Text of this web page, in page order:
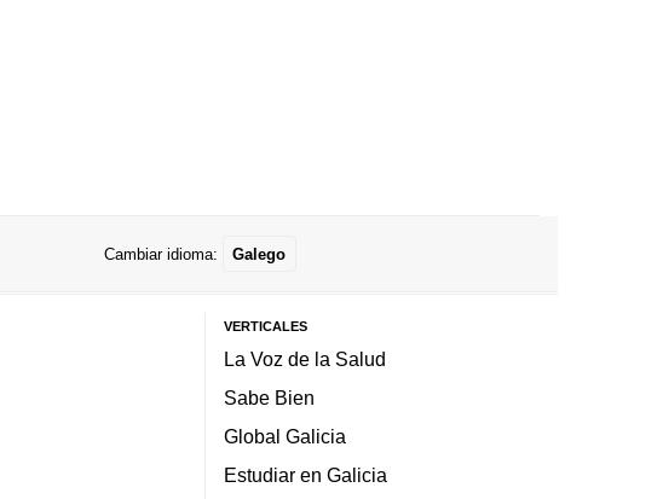
Cambiar idioma: Galego
VERTICALES
La Voz de la Salud
Sabe Bien
Global Galicia
Estudiar en Galicia